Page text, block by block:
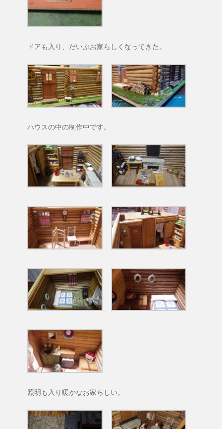
ドアも入り、だいぶお家らしくなってきた。
ハウスの中の制作中です。
照明も入り暖かなお家らしい。